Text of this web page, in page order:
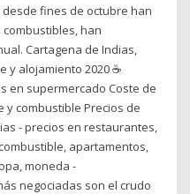
fines de octubre han
han
Cartagena de Indias,
y alojamiento 2020 ☕
en supermercado Coste de
combustible Precios de
- precios en restaurantes,
apartamentos,
moneda -
negociadas son el crudo